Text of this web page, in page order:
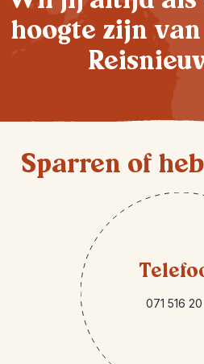
hoogte zijn
Sparren of
071 516 20